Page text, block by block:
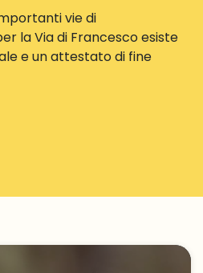
vie di
la Via di Francesco esiste
e un attestato di fine